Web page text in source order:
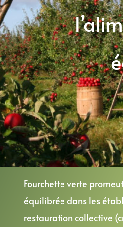
Fourchette verte
équilibrée dans les
restauration collective